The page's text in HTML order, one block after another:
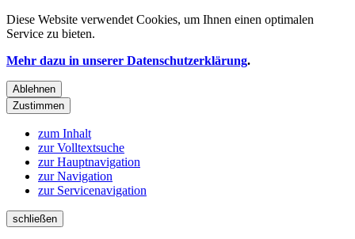
Diese Website verwendet Cookies, um Ihnen einen optimalen
Service zu bieten.
Mehr dazu in unserer Datenschutzerklärung.
Ablehnen
Zustimmen
zum Inhalt
zur Volltextsuche
zur Hauptnavigation
zur Navigation
zur Servicenavigation
schließen